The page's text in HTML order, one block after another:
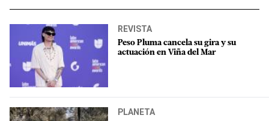
REVISTA
Peso Pluma cancela su gira y su
actuación en Viña del Mar
PLANETA